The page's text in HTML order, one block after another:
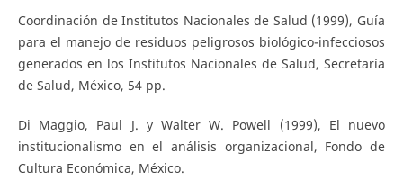
Coordinación de Institutos Nacionales de Salud (1999), Guía
para el manejo de residuos peligrosos biológico-infecciosos
generados en los Institutos Nacionales de Salud, Secretaría
de Salud, México, 54 pp.
Di Maggio, Paul J. y Walter W. Powell (1999), El nuevo
institucionalismo en el análisis organizacional, Fondo de
Cultura Económica, México.